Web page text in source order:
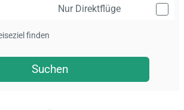
Nur Direktflüge
finden
Suchen